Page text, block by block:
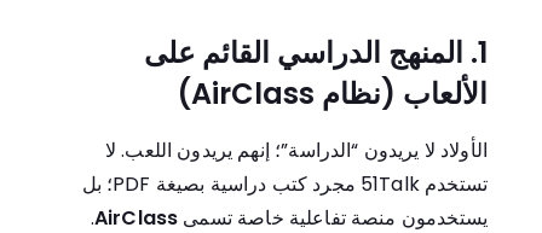
1. المنهج الدراسي القائم على
الألعاب (نظام AirClass)
الأولاد لا يريدون “الدراسة”؛ إنهم يريدون اللعب. لا
تستخدم 51Talk مجرد كتب دراسية بصيغة PDF؛ بل
يستخدمون منصة تفاعلية خاصة تسمى AirClass
.